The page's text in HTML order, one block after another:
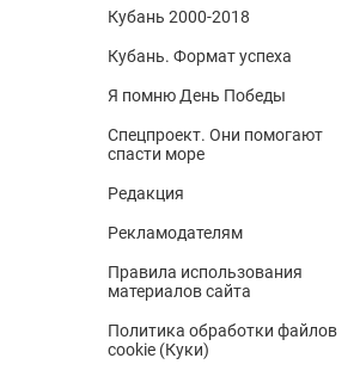
Кубань 2000-2018
Кубань. Формат успеха
Я помню День Победы
Спецпроект. Они помогают
спасти море
Редакция
Рекламодателям
Правила использования
материалов сайта
Политика обработки файлов
cookie (Куки)